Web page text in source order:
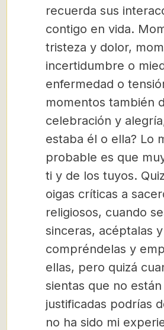
recuerda sus
contigo en vida.
tristeza y dolor,
incertidumbre o
enfermedad o
momentos también
celebración y
estaba él o ella? Lo
probable es que
ti y de los tuyos.
oigas críticas a
religiosos, cuando
sinceras, acéptalas y
compréndelas y
ellas, pero quizá
sientas que no están
justificadas podrías
no ha sido mi